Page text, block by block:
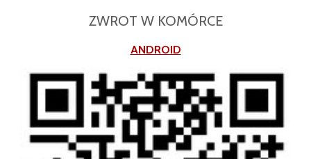
ZWROT W KOMÓRCE
ANDROID